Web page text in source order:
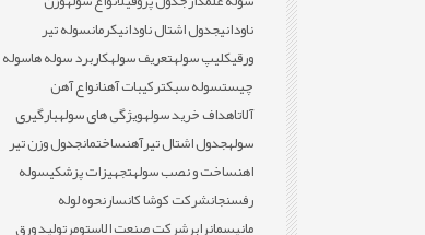
ناودانیجدول اشتال ناودانیکرمانسوله تیر
ورقیکلیپ سولهتعریف سولهکاربرد سوله هاسوله
چیستسوله سبکترکیبات آهنانواع آهن
آلاتاهداف خرید سولهویژگی های سولهبارگیری
سولهجدول اشتال تیرآهنساختمانجدول وزن تیر
اهنساخت و نصب سولهتجهیزات پزشکیسوله
رفسنجانشرکت کوشا کانسارنحوه لوله
مانیسمانرابرشرکت صنعت الاستومرتولید ورق